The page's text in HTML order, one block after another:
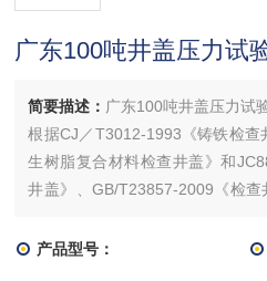
广东100吨井盖压力试
简要描述： 广东100吨井盖压力试
根据CJ／T3012-1993《铸铁检
生树脂复合材料检查井盖》和
井盖》、GB/T23857-2009《检
产品型号：